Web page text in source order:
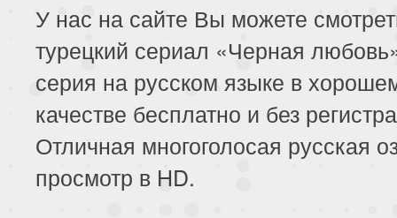
У нас на сайте Вы можете
турецкий сериал «Черная
серия на русском языке в
качестве бесплатно и без
Отличная многоголосая русская
просмотр в HD.